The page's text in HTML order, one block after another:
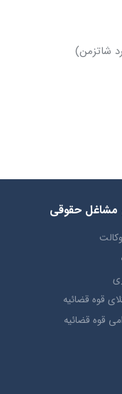
شاتزمن)
مشاغل حقوقی
قوه قضائیه
قوه قضائیه